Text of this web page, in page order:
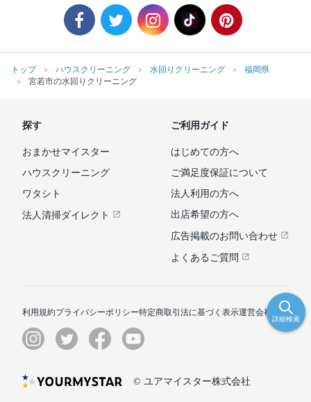
トップ ハウスクリーニング 水回りクリーニング
福岡県
宮若市の水回りクリーニング
詳細検索
探す
おまかせマイスター
ハウスクリーニング
ワタシト
法人清掃ダイレクト
ご利用ガイド
はじめての方へ
ご満足度保証について
法人利用の方へ
出店希望の方へ
広告掲載のお問い合わせ
よくあるご質問
利用規約プライバシーポリシー特定商取引法に基づく表示運営会社
© ユアマイスター株式会社